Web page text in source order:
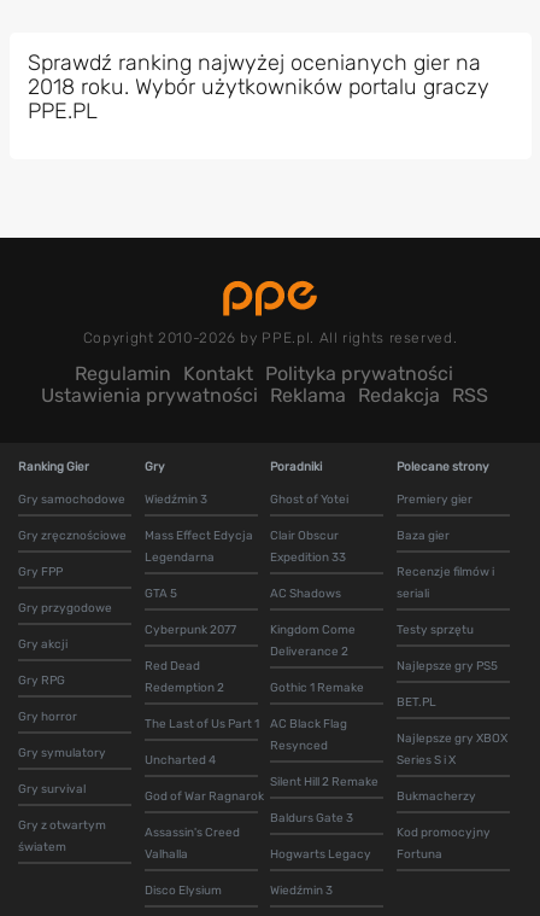
Sprawdź ranking najwyżej ocenianych gier na
2018 roku. Wybór użytkowników portalu graczy
PPE.PL
Copyright 2010-2026 by PPE.pl. All rights reserved.
Regulamin Kontakt Polityka prywatności
Ustawienia prywatności
Reklama Redakcja RSS
Ranking Gier
Gry samochodowe
Gry zręcznościowe
Gry FPP
Gry przygodowe
Gry akcji
Gry RPG
Gry horror
Gry symulatory
Gry survival
Gry z otwartym
światem
Gry
Wiedźmin 3
Mass Effect Edycja
Legendarna
GTA 5
Cyberpunk 2077
Red Dead
Redemption 2
The Last of Us Part 1
Uncharted 4
God of War Ragnarok
Assassin's Creed
Valhalla
Disco Elysium
Poradniki
Ghost of Yotei
Clair Obscur
Expedition 33
AC Shadows
Kingdom Come
Deliverance 2
Gothic 1 Remake
AC Black Flag
Resynced
Silent Hill 2 Remake
Baldurs Gate 3
Hogwarts Legacy
Wiedźmin 3
Polecane strony
Premiery gier
Baza gier
Recenzje filmów i
seriali
Testy sprzętu
Najlepsze gry PS5
BET.PL
Najlepsze gry XBOX
Series S i X
Bukmacherzy
Kod promocyjny
Fortuna